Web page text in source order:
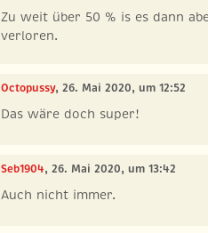
Zu weit über 50 % is es dann
verloren.
Octopussy, 26. Mai 2020, um 12:52
Das wäre doch super!
Seb1904, 26. Mai 2020, um 13:42
Auch nicht immer.